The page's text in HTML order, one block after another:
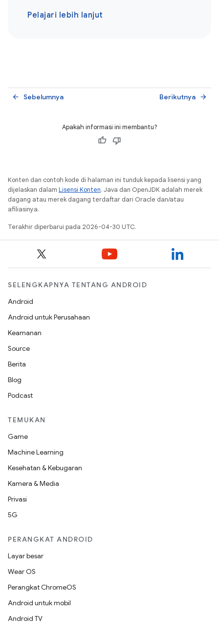
Pelajari lebih lanjut
Sebelumnya
arrow_back Berikutnya arrow_forward
Apakah informasi ini membantu?
Konten dan contoh kode di halaman ini tunduk kepada lisensi yang
dijelaskan dalam Lisensi Konten. Java dan OpenJDK adalah merek
dagang atau merek dagang terdaftar dari Oracle dan/atau
afiliasinya.
Terakhir diperbarui pada 2026-04-30 UTC.
SELENGKAPNYA TENTANG ANDROID
Android
Android untuk Perusahaan
Keamanan
Source
Berita
Blog
Podcast
TEMUKAN
Game
Machine Learning
Kesehatan & Kebugaran
Kamera & Media
Privasi
5G
PERANGKAT ANDROID
Layar besar
Wear OS
Perangkat ChromeOS
Android untuk mobil
Android TV